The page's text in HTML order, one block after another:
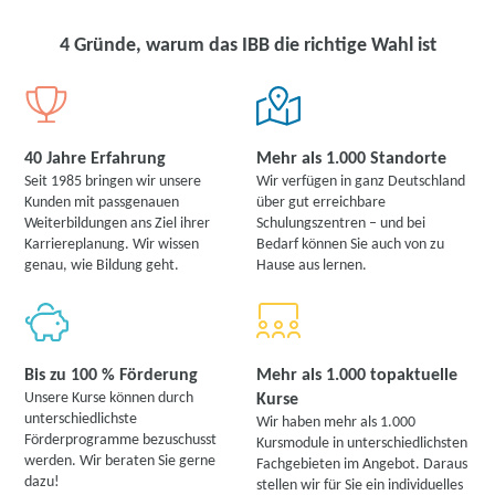
4 Gründe, warum das IBB die richtige Wahl ist
40 Jahre Erfahrung
Seit 1985 bringen wir unsere
Kunden mit passgenauen
Weiterbildungen ans Ziel ihrer
Karriereplanung. Wir wissen
genau, wie Bildung geht.
Mehr als 1.000 Standorte
Wir verfügen in ganz Deutschland
über gut erreichbare
Schulungszentren – und bei
Bedarf können Sie auch von zu
Hause aus lernen.
Bis zu 100 % Förderung
Unsere Kurse können durch
unterschiedlichste
Förderprogramme bezuschusst
werden. Wir beraten Sie gerne
dazu!
Mehr als 1.000 topaktuelle
Kurse
Wir haben mehr als 1.000
Kursmodule in unterschiedlichsten
Fachgebieten im Angebot. Daraus
stellen wir für Sie ein individuelles